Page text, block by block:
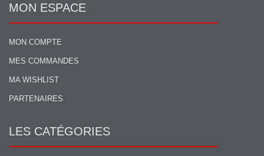
MON ESPACE
MON COMPTE
MES COMMANDES
MA WISHLIST
PARTENAIRES
LES CATÉGORIES